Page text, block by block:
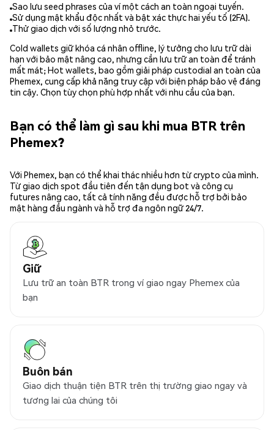
Sao lưu seed phrases của ví một cách an toàn ngoại tuyến.
Sử dụng mật khẩu độc nhất và bật xác thực hai yếu tố (2FA).
Thử giao dịch với số lượng nhỏ trước.
Cold wallets giữ khóa cá nhân offline, lý tưởng cho lưu trữ dài
hạn với bảo mật nâng cao, nhưng cần lưu trữ an toàn để tránh
mất mát; Hot wallets, bao gồm giải pháp custodial an toàn của
Phemex, cung cấp khả năng truy cập với biện pháp bảo vệ đáng
tin cậy. Chọn tùy chọn phù hợp nhất với nhu cầu của bạn.
Bạn có thể làm gì sau khi mua BTR trên
Phemex?
Với Phemex, bạn có thể khai thác nhiều hơn từ crypto của mình.
Từ giao dịch spot đầu tiên đến tận dụng bot và công cụ
futures nâng cao, tất cả tính năng đều được hỗ trợ bởi bảo
mật hàng đầu ngành và hỗ trợ đa ngôn ngữ 24/7.
Giữ
Lưu trữ an toàn BTR trong ví giao ngay Phemex của
bạn
Buôn bán
Giao dịch thuận tiện BTR trên thị trường giao ngay và
tương lai của chúng tôi